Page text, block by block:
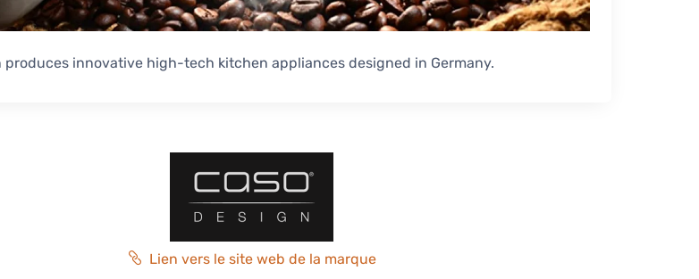
produces innovative high-tech kitchen appliances designed in Germany.
Lien vers le site web de la marque